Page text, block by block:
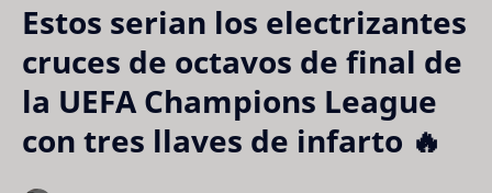
Estos serian los electrizantes
cruces de octavos de final de
la UEFA Champions League
con tres llaves de infarto 🔥